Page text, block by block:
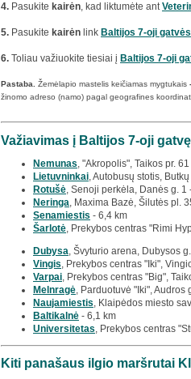
4. Pasukite kairėn, kad liktumėte ant
5. Pasukite kairėn link Baltijos 7-oji gatvės
6. Toliau važiuokite tiesiai į Baltijos 7-oji
Pastaba. Žemėlapio mastelis keičiamas mygtukais -
žinomo adreso (namo) pagal geografines
Važiavimas į Baltijos 7-oji
Nemunas , "Akropolis", Taikos pr.
Lietuvninkai , Autobusų stotis,
Rotušė , Senoji perkėla, Danės g. 1
Neringa , Maxima Bazė, Šilutės pl.
Senamiestis - 6,4 km
Šarlotė , Prekybos centras "Rimi
Dubysa , Švyturio arena, Dubysos
Vingis , Prekybos centras "Iki",
Varpai , Prekybos centras "Big",
Melnragė , Parduotuvė "Iki", Audros
Naujamiestis , Klaipėdos miesto
Baltikalnė - 6,1 km
Universitetas , Prekybos centras
Kiti panašaus ilgio maršrutai